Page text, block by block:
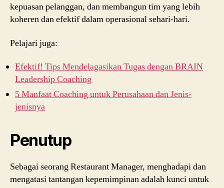
kepuasan pelanggan, dan membangun tim yang lebih
koheren dan efektif dalam operasional sehari-hari.
Pelajari juga:
Efektif! Tips Mendelagasikan Tugas dengan BRAIN
Leadership Coaching
5 Manfaat Coaching untuk Perusahaan dan Jenis-
jenisnya
Penutup
Sebagai seorang Restaurant Manager, menghadapi dan
mengatasi tantangan kepemimpinan adalah kunci untuk